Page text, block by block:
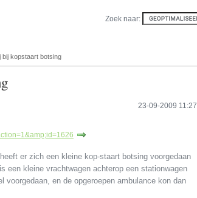
Zoek naar:
kopstaart botsing
23-09-2009 11:27
er zich een kleine kop-staart botsing voorgedaan
een kleine vrachtwagen achterop een stationwagen
en de opgeroepen ambulance kon dan